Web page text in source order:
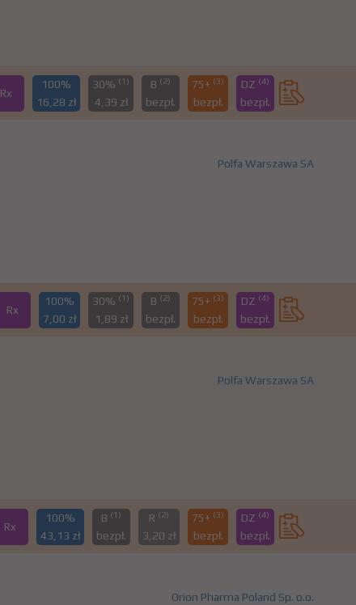
Rx
100%
16,28 zł
30% (1)
4,39 zł
B (2)
bezpł.
75+ (3)
bezpł.
DZ (4)
bezpł.
Polfa Warszawa SA
Rx
100%
7,00 zł
30% (1)
1,89 zł
B (2)
bezpł.
75+ (3)
bezpł.
DZ (4)
bezpł.
Polfa Warszawa SA
Rx
100%
43,13 zł
B (1)
bezpł.
R (2)
3,20 zł
75+ (3)
bezpł.
DZ (4)
bezpł.
Orion Pharma Poland Sp. o.o.